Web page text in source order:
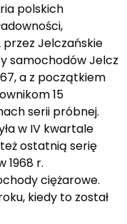
polskich
przez Jelczańskie
samochodów Jelcz
a z początkiem
15
serii próbnej.
w IV kwartale
ostatnią serię
1968 r.
ciężarowe.
kiedy to został